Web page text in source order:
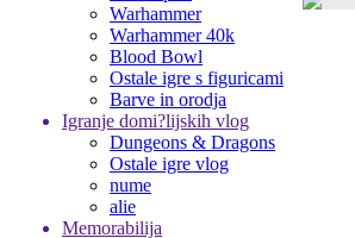
Warhammer
Warhammer 40k
Blood Bowl
Ostale igre s figuricami
Barve in orodja
Igranje domi?lijskih vlog
Dungeons & Dragons
Ostale igre vlog
nume
alie
Memorabilija